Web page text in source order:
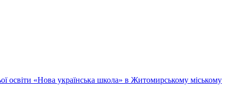
освіти «Нова українська школа» в Житомирському міському